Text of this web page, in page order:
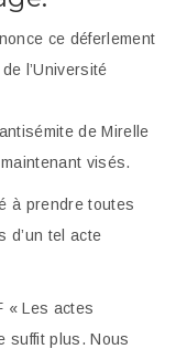
ce déferlement
l’Université
de Mirelle
visés.
à prendre toutes
d’un tel acte
« Les actes
suffit plus. Nous